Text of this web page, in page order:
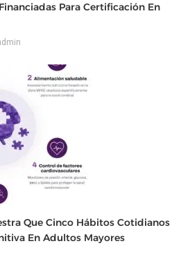
Para Certificación En
Que Cinco Hábitos Cotidianos
En Adultos Mayores